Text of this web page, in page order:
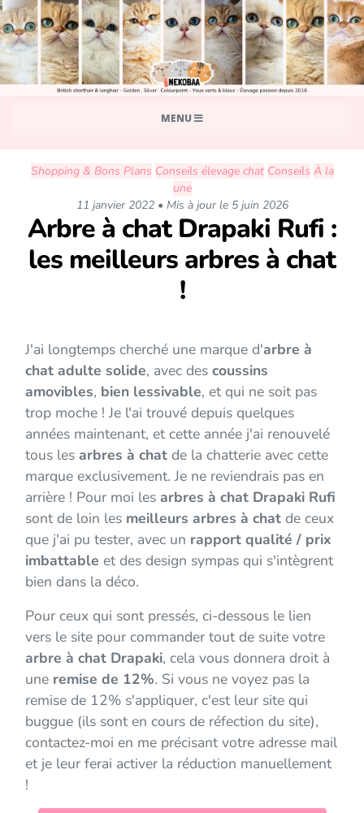
MENU
Shopping & Bons Plans Conseils élevage chat Conseils À la
une
11 janvier 2022 • Mis à jour le 5 juin 2026
Arbre à chat Drapaki Rufi :
les meilleurs arbres à chat
!
J'ai longtemps cherché une marque d'arbre à
chat adulte solide, avec des coussins
amovibles, bien lessivable, et qui ne soit pas
trop moche ! Je l'ai trouvé depuis quelques
années maintenant, et cette année j'ai renouvelé
tous les arbres à chat de la chatterie avec cette
marque exclusivement. Je ne reviendrais pas en
arrière ! Pour moi les arbres à chat Drapaki Rufi
sont de loin les meilleurs arbres à chat de ceux
que j'ai pu tester, avec un rapport qualité / prix
imbattable et des design sympas qui s'intègrent
bien dans la déco.
Pour ceux qui sont pressés, ci-dessous le lien
vers le site pour commander tout de suite votre
arbre à chat Drapaki, cela vous donnera droit à
une remise de 12%. Si vous ne voyez pas la
remise de 12% s'appliquer, c'est leur site qui
buggue (ils sont en cours de réfection du site),
contactez-moi en me précisant votre adresse mail
et je leur ferai activer la réduction manuellement
!